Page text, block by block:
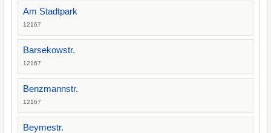
Am Stadtpark
12167
Barsekowstr.
12167
Benzmannstr.
12167
Beymestr.